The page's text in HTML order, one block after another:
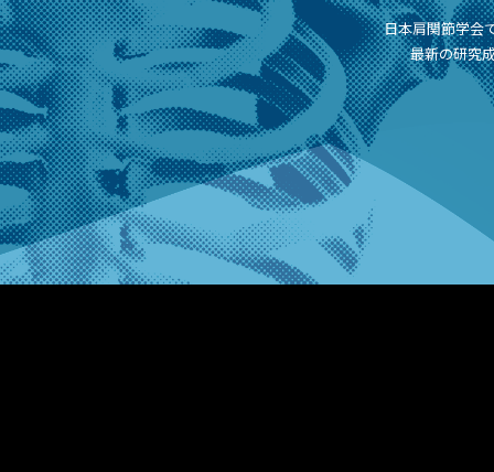
日本肩関節学会
最新の研究